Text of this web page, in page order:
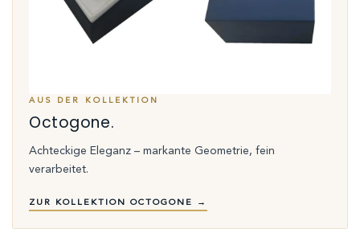
AUS DER KOLLEKTION
Octogone.
Achteckige Eleganz – markante Geometrie, fein
verarbeitet.
ZUR KOLLEKTION OCTOGONE →